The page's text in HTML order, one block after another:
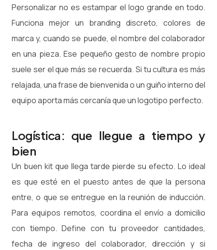
Personalizar no es estampar el logo grande en todo.
Funciona mejor un branding discreto, colores de
marca y, cuando se puede, el nombre del colaborador
en una pieza. Ese pequeño gesto de nombre propio
suele ser el que más se recuerda. Si tu cultura es más
relajada, una frase de bienvenida o un guiño interno del
equipo aporta más cercanía que un logotipo perfecto.
Logística: que llegue a tiempo y
bien
Un buen kit que llega tarde pierde su efecto. Lo ideal
es que esté en el puesto antes de que la persona
entre, o que se entregue en la reunión de inducción.
Para equipos remotos, coordina el envío a domicilio
con tiempo. Define con tu proveedor cantidades,
fecha de ingreso del colaborador, dirección y si